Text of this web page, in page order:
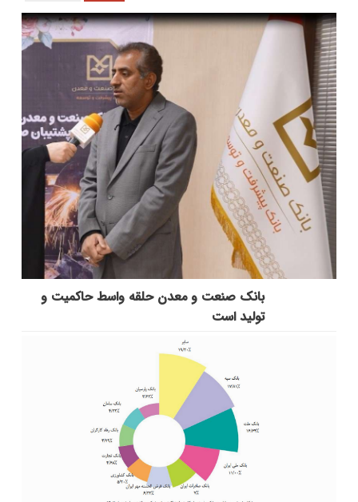
بانك صنعت و معدن حلقه واسط حاكمیت و
تولید است